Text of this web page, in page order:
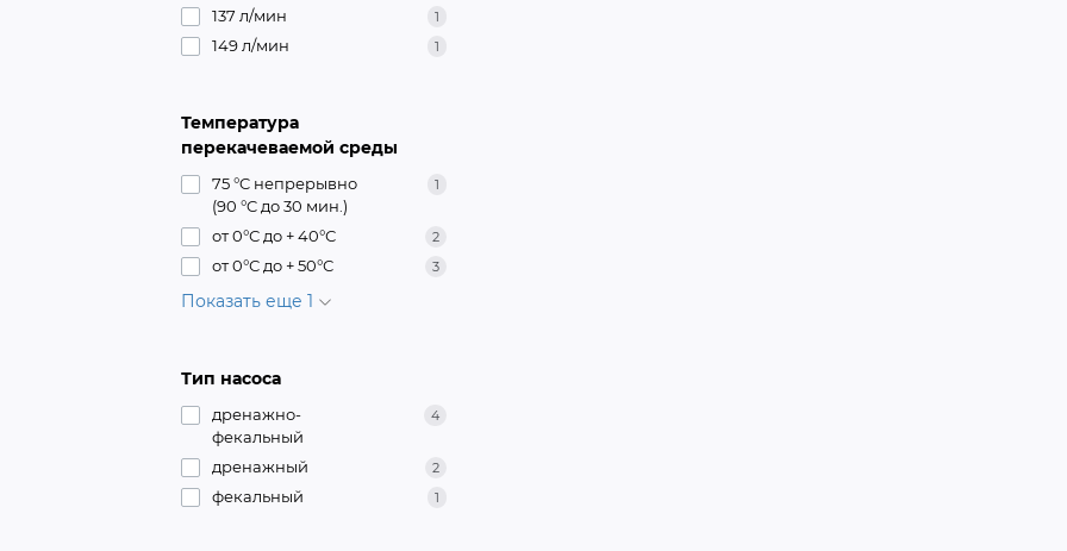
137 л/мин 1
149 л/мин 1
Температура
перекачеваемой среды
75 °C непрерывно
(90 °C до 30 мин.)
1
от 0°С до + 40°С 2
от 0°С до + 50°С 3
Показать еще 1
Тип насоса
дренажно-
фекальный
4
дренажный 2
фекальный 1